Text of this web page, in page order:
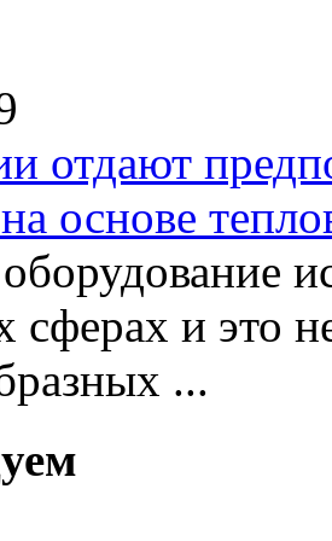
отдают
основе
сферах и это
...